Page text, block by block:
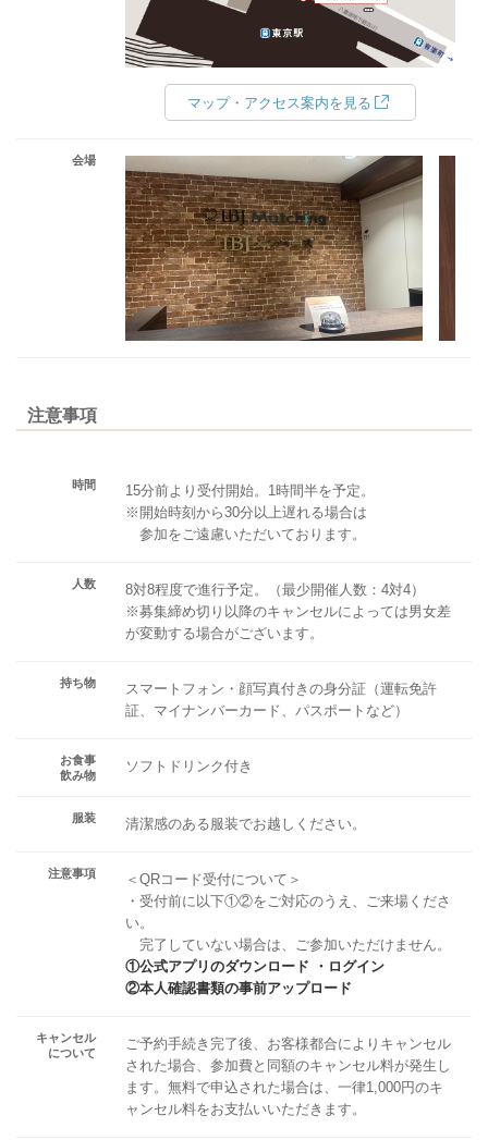
マップ・アクセス案内を見る
会場
注意事項
時間
15分前より受付開始。1時間半を予定。
※開始時刻から30分以上遅れる場合は
参加をご遠慮いただいております。
人数
8対8程度で進行予定。（最少開催人数：4対4）
※募集締め切り以降のキャンセルによっては男女差
が変動する場合がございます。
持ち物
スマートフォン・顔写真付きの身分証（運転免許
証、マイナンバーカード、パスポートなど）
お食事
飲み物
ソフトドリンク付き
服装 清潔感のある服装でお越しください。
注意事項
＜QRコード受付について＞
・受付前に以下①②をご対応のうえ、ご来場くださ
い。
完了していない場合は、ご参加いただけません。
①公式アプリのダウンロード ・ログイン
②本人確認書類の事前アップロード
キャンセル
について
ご予約手続き完了後、お客様都合によりキャンセル
された場合、参加費と同額のキャンセル料が発生し
ます。無料で申込された場合は、一律1,000円のキ
ャンセル料をお支払いいただきます。